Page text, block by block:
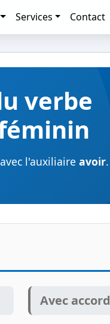
Services Contact
verbe
l'auxiliaire avoir.
Avec accord